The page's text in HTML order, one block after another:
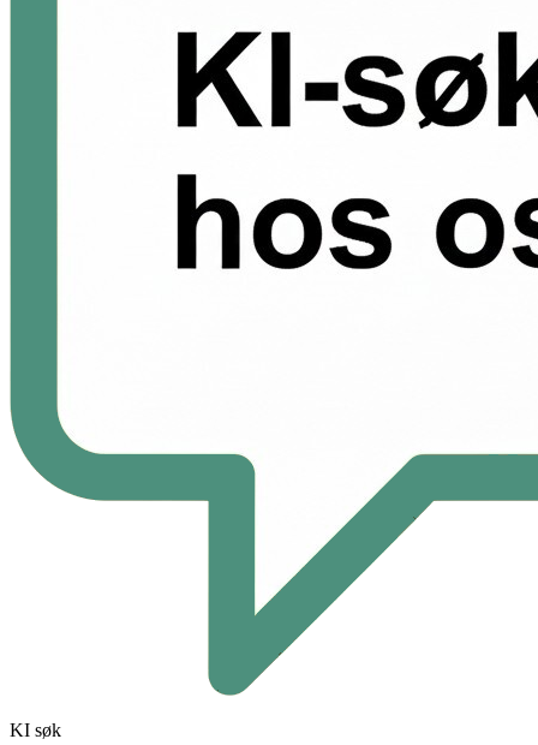
KI søk